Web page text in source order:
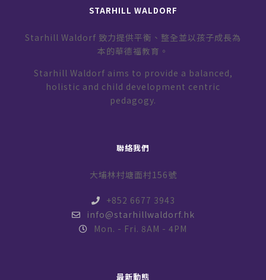
STARHILL WALDORF
Starhill Waldorf 致力提供平衡、整全並以孩子成長為
本的華德福教育。
Starhill Waldorf aims to provide a balanced,
holistic and child development centric
pedagogy.
聯絡我們
大埔林村塘面村156號
+852 6677 3943
info@starhillwaldorf.hk
Mon. - Fri. 8AM - 4PM
最新動態